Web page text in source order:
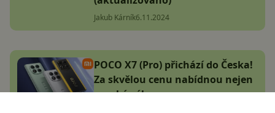
Jakub Kárník6.11.2024
POCO X7 (Pro) přichází do Česka!
Za skvělou cenu nabídnou nejen
vysoký výkon